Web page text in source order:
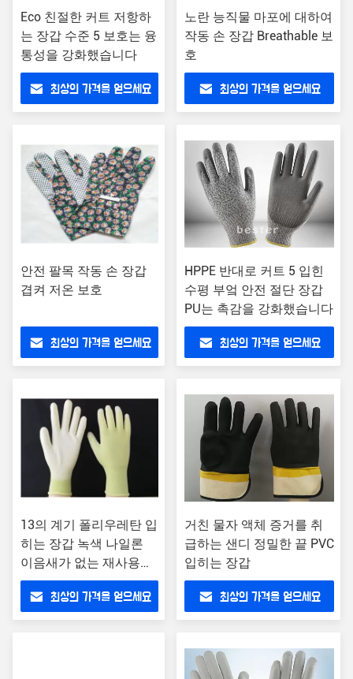
Eco 친절한 커트 저항하
는 장갑 수준 5 보호는 융
통성을 강화했습니다
최상의 가격을 얻으세요
노란 능직물 마포에 대하여
작동 손 장갑 Breathable 보
호
최상의 가격을 얻으세요
안전 팔목 작동 손 장갑
겹켜 저온 보호
최상의 가격을 얻으세요
HPPE 반대로 커트 5 입힌
수평 부엌 안전 절단 장갑
PU는 촉감을 강화했습니다
최상의 가격을 얻으세요
13의 계기 폴리우레탄 입
히는 장갑 녹색 나일론
이음새가 없는 재사용할
수 있는 디자인
최상의 가격을 얻으세요
거친 물자 액체 증거를 취
급하는 샌디 정밀한 끝 PVC
입히는 장갑
최상의 가격을 얻으세요